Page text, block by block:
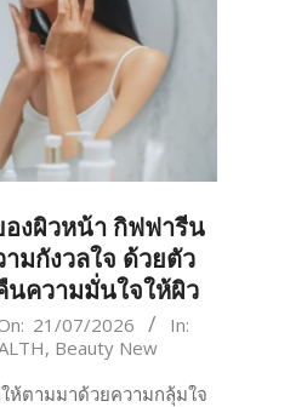
องผิวหน้า กิฟฟารีน
มกังวลใจ ด้วยตัว
นความมั่นใจให้ผิว
21/07/2026
In:
, Beauty New
ให้ตามมาด้วยความกลุ้มใจ